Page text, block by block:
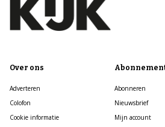
Over ons
Adverteren
Colofon
Cookie informatie
Abonneren
Nieuwsbrief
Mijn account